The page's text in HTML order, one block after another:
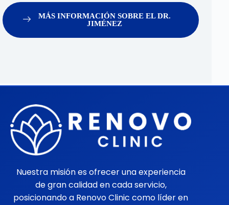
MÁS INFORMACIÓN SOBRE EL DR.
JIMÉNEZ
Nuestra misión es ofrecer una experiencia
de gran calidad en cada servicio,
posicionando a Renovo Clinic como líder en